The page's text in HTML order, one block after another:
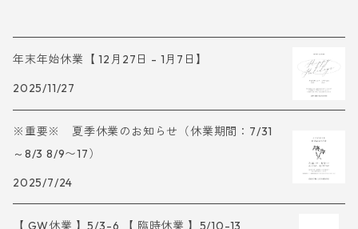
年末年始休業【 12月27日 - 1月7日】
2025/11/27
※重要※ 夏季休業のお知らせ（休業期間：7/31
～8/3 8/9〜17）
2025/7/24
【 GW休業 】5/3-6 【 臨時休業 】5/10-13